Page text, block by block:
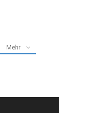
Mehr